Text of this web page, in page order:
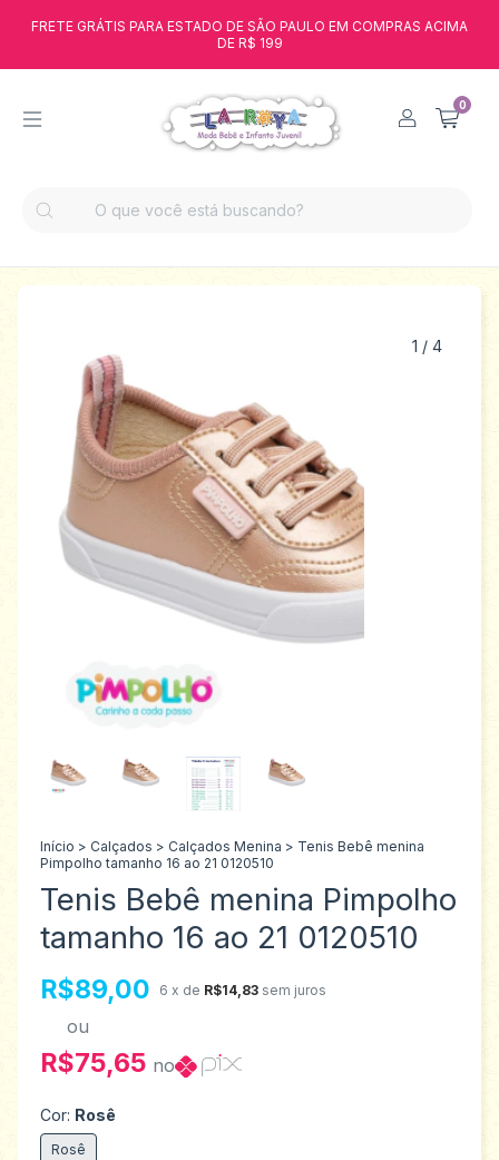
FRETE GRÁTIS PARA ESTADO DE SÃO PAULO EM COMPRAS ACIMA
DE R$ 199
0
1 / 4
Início > Calçados > Calçados Menina > Tenis Bebê menina
Pimpolho tamanho 16 ao 21 0120510
Tenis Bebê menina Pimpolho
tamanho 16 ao 21 0120510
R$89,00 6 x de R$14,83 sem juros
ou
R$75,65 no
Cor: Rosê
Rosê